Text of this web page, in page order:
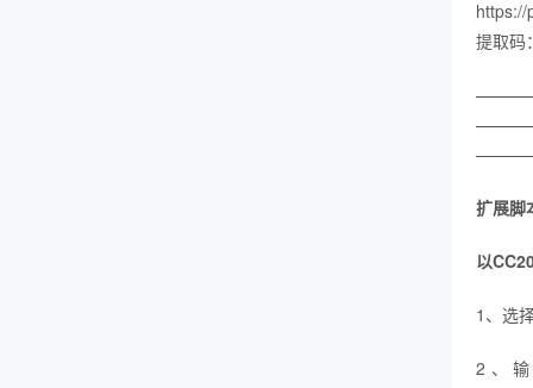
https://
提取码
扩展脚
以
1、选
2、